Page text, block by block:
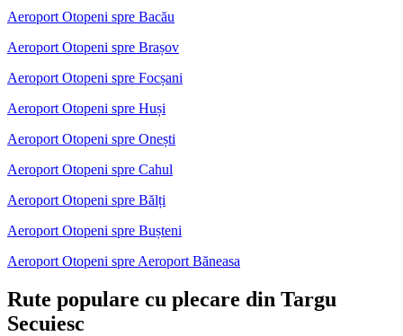
Aeroport Otopeni spre Bacău
Aeroport Otopeni spre Brașov
Aeroport Otopeni spre Focșani
Aeroport Otopeni spre Huși
Aeroport Otopeni spre Onești
Aeroport Otopeni spre Cahul
Aeroport Otopeni spre Bălți
Aeroport Otopeni spre Bușteni
Aeroport Otopeni spre Aeroport Băneasa
Rute populare cu plecare din Targu
Secuiesc